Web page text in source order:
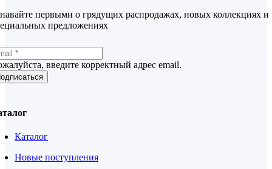
первыми о грядущих распродажах, новых коллекциях и
предложениях
введите корректный адрес email.
Каталог
Новые поступления